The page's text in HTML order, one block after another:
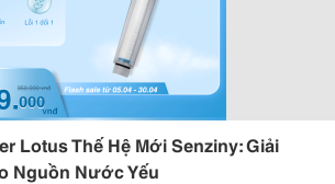
Lotus Thế Hệ Mới Senziny: Giải
Nguồn Nước Yếu